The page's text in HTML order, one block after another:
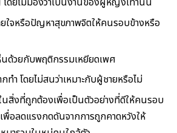
ยใจหรือปัญหาสุขภาพจิตให้คนรอบข้างหรือ
นด้วยกับพฤติกรรมเหยียดเพศ
ทำ โดยไม่สนว่าเหมาะกับผู้ชายหรือไม่
สิ่งที่ถูกต้องเพื่อเป็นตัวอย่างที่ดีให้คนรอบ
พื่อลดแรงกดดันจากการถูกคาดหวังให้